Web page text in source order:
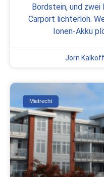
Bordstein, und
Carport lichterloh.
Ionen-Akku
Jörn
Mietrecht